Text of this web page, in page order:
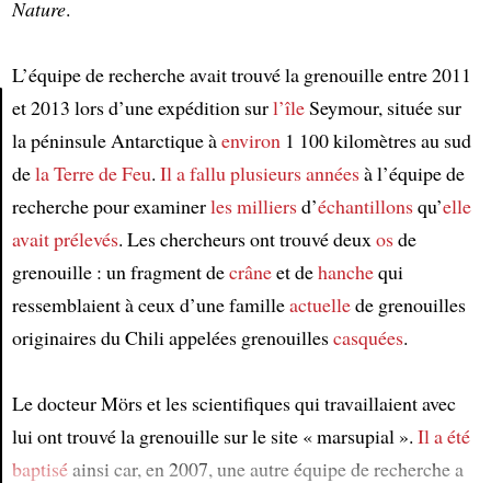
Article
Nature.
L’équipe de recherche avait trouvé la grenouille entre 2011
et 2013 lors d’une expédition surl’îleSeymour, située sur
la péninsule Antarctique àenviron 1 100 kilomètres au sud
dela Terre de Feu. Il a fallu plusieurs annéesà l’équipe de
recherche pour examinerles milliersd’échantillonsqu’elle
avait prélevés. Les chercheurs ont trouvé deux osde
grenouille : un fragment decrâneet dehanchequi
ressemblaient à ceux d’une familleactuellede grenouilles
originaires du Chili appelées grenouillescasquées.
Le docteur Mörs et les scientifiques qui travaillaient avec
lui ont trouvé la grenouille sur le site « marsupial ». Il a été
baptiséainsi car, en 2007, une autre équipe de recherche a